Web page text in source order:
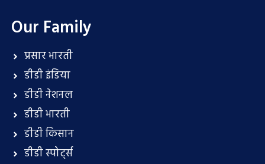
Our Family
प्रसार भारती
डीडी इंडिया
डीडी नेशनल
डीडी भारती
डीडी किसान
डीडी स्पोर्ट्स